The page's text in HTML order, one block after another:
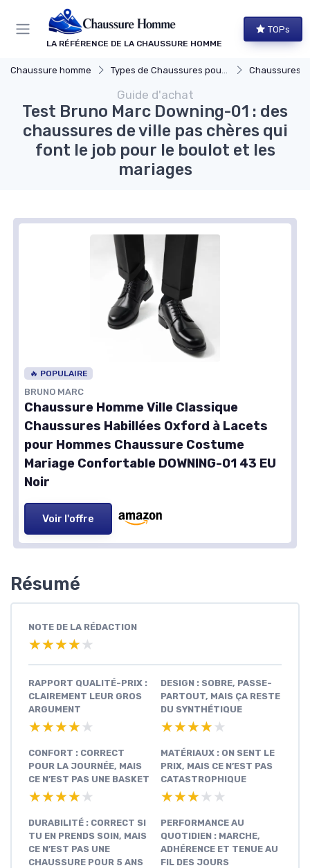
LA RÉFÉRENCE DE LA CHAUSSURE HOMME
TOPs
Chaussure homme Types de Chaussures pour Hommes Chaussures
Guide d'achat
Test Bruno Marc Downing-01 : des
chaussures de ville pas chères qui
font le job pour le boulot et les
mariages
🔥 POPULAIRE
BRUNO MARC
Chaussure Homme Ville Classique
Chaussures Habillées Oxford à Lacets
pour Hommes Chaussure Costume
Mariage Confortable DOWNING-01 43 EU
Noir
Voir l'offre
Résumé
NOTE DE LA RÉDACTION
★★★★★
★★★★★
RAPPORT QUALITÉ-PRIX :
CLAIREMENT LEUR GROS
ARGUMENT
★★★★★
★★★★★
DESIGN : SOBRE, PASSE-
PARTOUT, MAIS ÇA RESTE
DU SYNTHÉTIQUE
★★★★★
★★★★★
CONFORT : CORRECT
POUR LA JOURNÉE, MAIS
CE N’EST PAS UNE BASKET
★★★★★
★★★★★
MATÉRIAUX : ON SENT LE
PRIX, MAIS CE N’EST PAS
CATASTROPHIQUE
★★★★★
★★★★★
DURABILITÉ : CORRECT SI
TU EN PRENDS SOIN, MAIS
CE N’EST PAS UNE
CHAUSSURE POUR 5 ANS
PERFORMANCE AU
QUOTIDIEN : MARCHE,
ADHÉRENCE ET TENUE AU
FIL DES JOURS
Panneau de gestion des cookies